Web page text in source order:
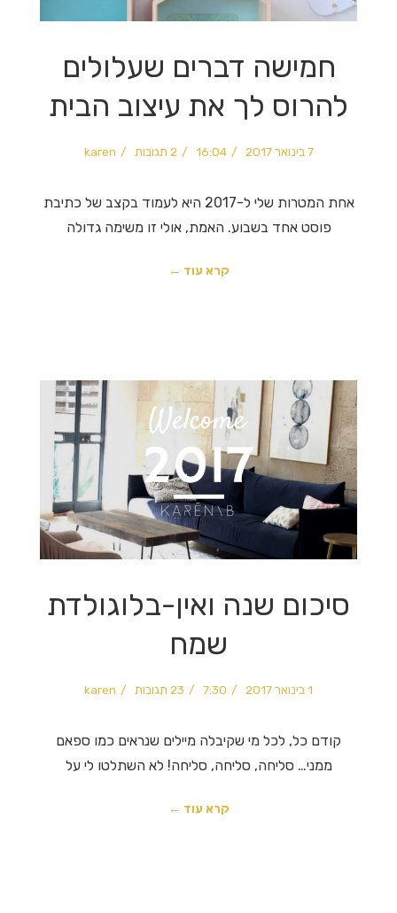
חמישה דברים שעלולים
להרוס לך את עיצוב הבית
7 בינואר 2017 16:04 2 תגובות karen
אחת המטרות שלי ל-2017 היא לעמוד בקצב של כתיבת
פוסט אחד בשבוע. האמת, אולי זו משימה גדולה
קרא עוד ←
סיכום שנה ואין-בלוגולדת
שמח
1 בינואר 2017 7:30 23 תגובות karen
קודם כל, לכל מי שקיבלה מיילים שנראים כמו ספאם
ממני… סליחה, סליחה, סליחה! לא השתלטו לי על
קרא עוד ←